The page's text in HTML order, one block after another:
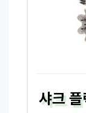
샤크